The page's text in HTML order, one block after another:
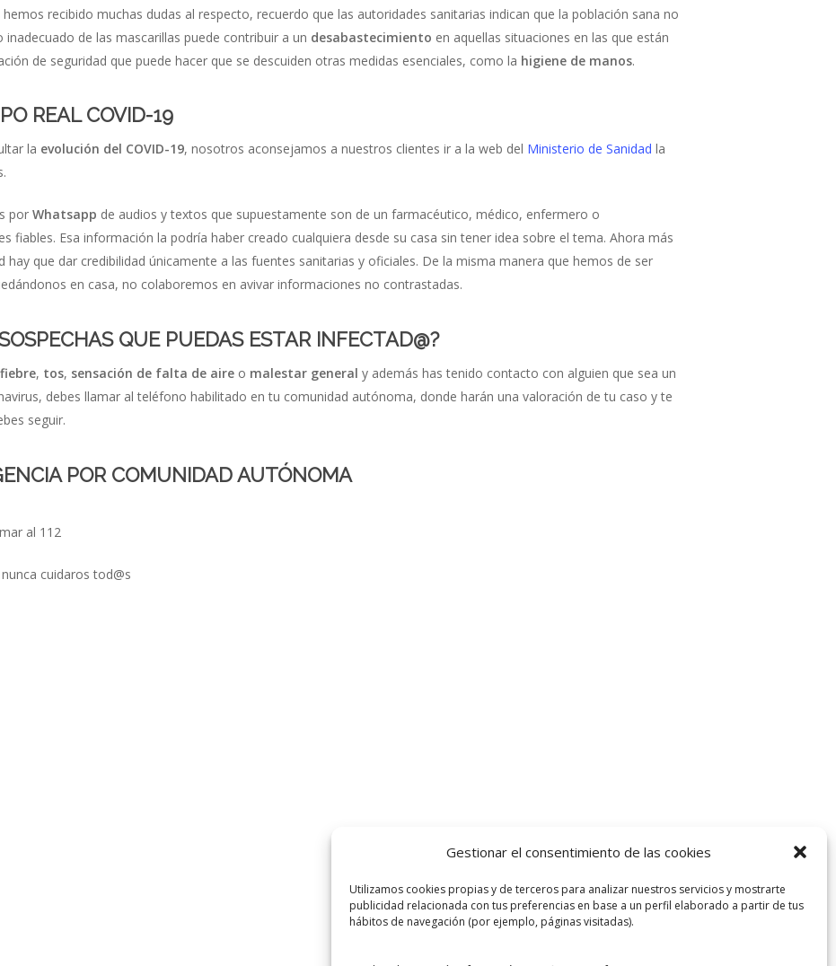
Gestionar el consentimiento de las cookies
Utilizamos cookies propias y de terceros para analizar nuestros servicios y mostrarte
publicidad relacionada con tus preferencias en base a un perfil elaborado a partir de tus
hábitos de navegación (por ejemplo, páginas visitadas).
hemos recibido muchas dudas al respecto, recuerdo que las autoridades sanitarias indican que la población sana no
inadecuado de las mascarillas puede contribuir a un desabastecimiento en aquellas situaciones en las que están
de seguridad que puede hacer que se descuiden otras medidas esenciales, como la higiene de manos.
REAL COVID-19
la evolución del COVID-19, nosotros aconsejamos a nuestros clientes ir a la web del Ministerio de Sanidad la
por Whatsapp de audios y textos que supuestamente son de un farmacéutico, médico, enfermero o
fiables. Esa información la podría haber creado cualquiera desde su casa sin tener idea sobre el tema. Ahora más
hay que dar credibilidad únicamente a las fuentes sanitarias y oficiales. De la misma manera que hemos de ser
en casa, no colaboremos en avivar informaciones no contrastadas.
QUE PUEDAS ESTAR INFECTAD@?
fiebre, tos, sensación de falta de aire o malestar general y además has tenido contacto con alguien que sea un
debes llamar al teléfono habilitado en tu comunidad autónoma, donde harán una valoración de tu caso y te
seguir.
POR COMUNIDAD AUTÓNOMA
al 112
cuidaros tod@s